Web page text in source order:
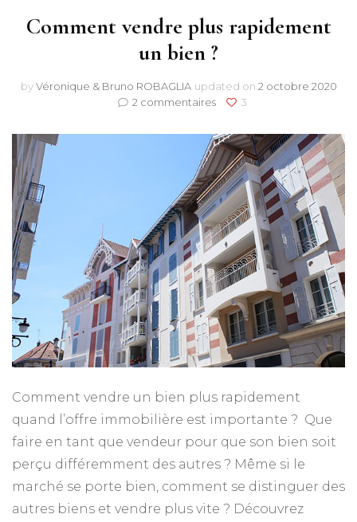
Comment vendre plus rapidement
un bien ?
byVéronique & Bruno ROBAGLIA updated on 2 octobre 2020
2 commentaires
sur
vendre
plus
rapidement
un
bien
3
Comment vendre un bien plus rapidement
quand l’offre immobilière est importante ? Que
faire en tant que vendeur pour que son bien soit
perçu différemment des autres ? Même si le
marché se porte bien, comment se distinguer des
autres biens et vendre plus vite ? Découvrez